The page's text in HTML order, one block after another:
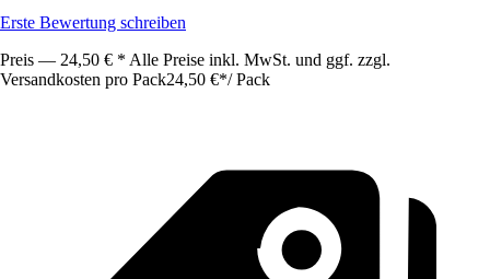
Erste Bewertung schreiben
Preis — 24,50 € * Alle Preise inkl. MwSt. und ggf. zzgl.
Versandkosten pro Pack24,50 €*/ Pack